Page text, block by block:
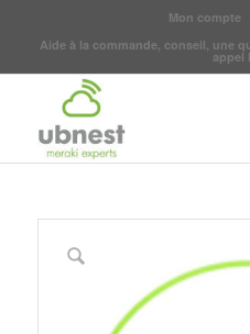
Mon compte
Aide à la commande, conseil, une
appel